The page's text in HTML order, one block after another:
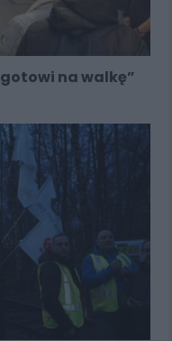
gotowi na walkę”